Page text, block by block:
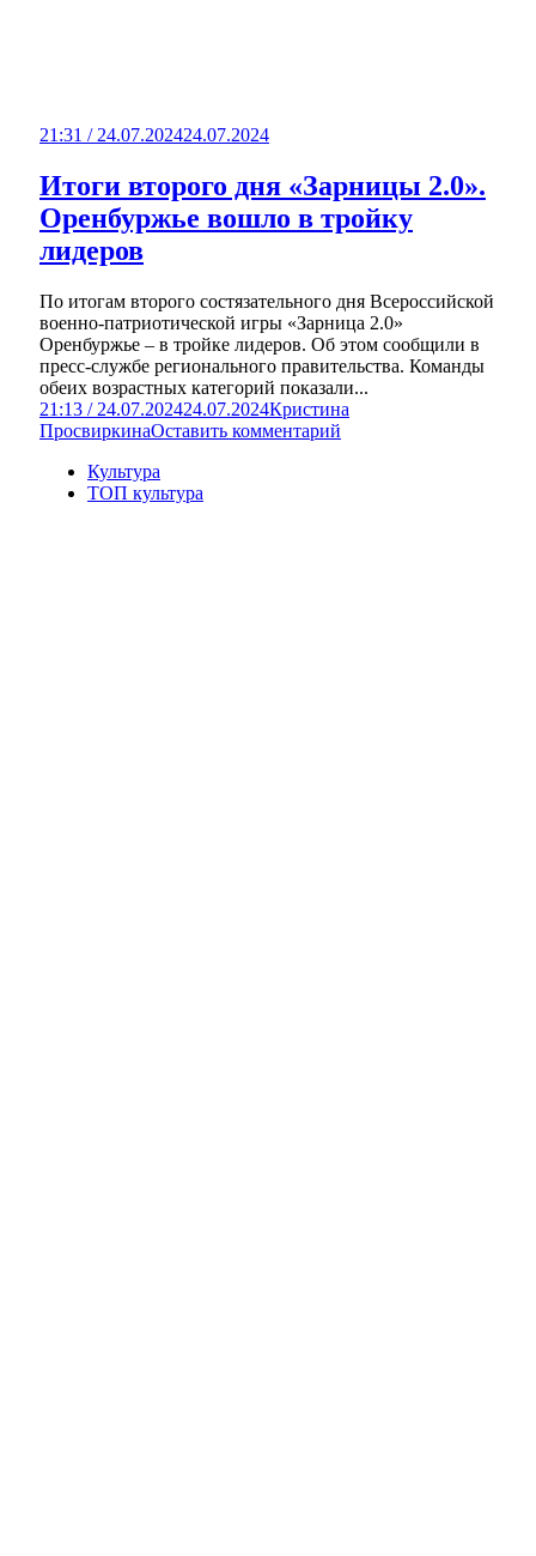
21:31 / 24.07.202424.07.2024
Итоги второго дня «Зарницы 2.0».
Оренбуржье вошло в тройку
лидеров
По итогам второго состязательного дня Всероссийской
военно-патриотической игры «Зарница 2.0»
Оренбуржье – в тройке лидеров. Об этом сообщили в
пресс-службе регионального правительства. Команды
обеих возрастных категорий показали...
21:13 / 24.07.202424.07.2024Кристина
ПросвиркинаОставить комментарий
Культура
ТОП культура